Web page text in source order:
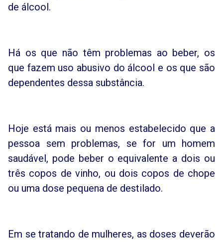
de álcool.
Há os que não têm problemas ao beber, os
que fazem uso abusivo do álcool e os que são
dependentes dessa substância.
Hoje está mais ou menos estabelecido que a
pessoa sem problemas, se for um homem
saudável, pode beber o equivalente a dois ou
três copos de vinho, ou dois copos de chope
ou uma dose pequena de destilado.
Em se tratando de mulheres, as doses deverão